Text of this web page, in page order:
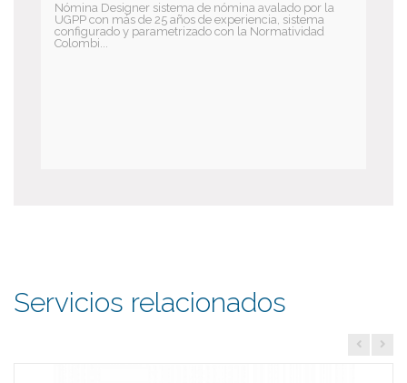
Nómina Designer sistema de nómina avalado por la
UGPP con más de 25 años de experiencia, sistema
configurado y parametrizado con la Normatividad
Colombi...
Servicios relacionados